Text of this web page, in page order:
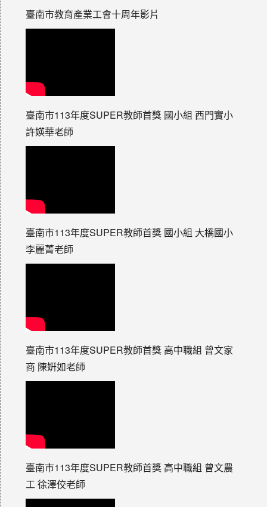
臺南市教育產業工會十周年影片
臺南市113年度SUPER教師首獎 國小組 西門實小
許媖華老師
臺南市113年度SUPER教師首獎 國小組 大橋國小
李麗菁老師
臺南市113年度SUPER教師首獎 高中職組 曾文家
商 陳姸如老師
臺南市113年度SUPER教師首獎 高中職組 曾文農
工 徐澤佼老師